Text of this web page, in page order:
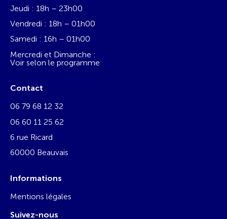
Jeudi : 18h – 23h00
Vendredi : 18h – 01h00
Samedi : 16h – 01h00
Mercredi et Dimanche :
Voir selon le programme
Contact
06 79 68 12 32
06 60 11 25 62
6 rue Ricard
60000 Beauvais
Informations
Mentions légales
Suivez-nous